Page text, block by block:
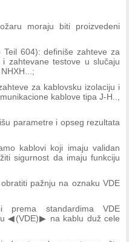
moraju biti proizvedeni
604): definiše zahteve za
zahtevane testove u slučaju
za kablovsku izolaciju i
kablove tipa J-H..,
parametre i opseg rezultata
kablovi koji imaju validan
sigurnost da imaju funkciju
pažnju na oznaku VDE
prema standardima VDE
◀(VDE)▶ na kablu duž cele